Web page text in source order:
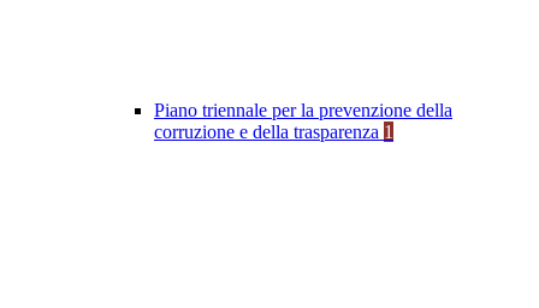
Piano triennale per la prevenzione della
corruzione e della trasparenza 1